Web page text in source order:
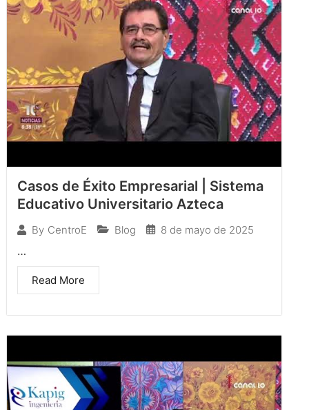
Casos de Éxito Empresarial | Sistema
Educativo Universitario Azteca
By CentroE Blog 8 de mayo de 2025
…
Read More